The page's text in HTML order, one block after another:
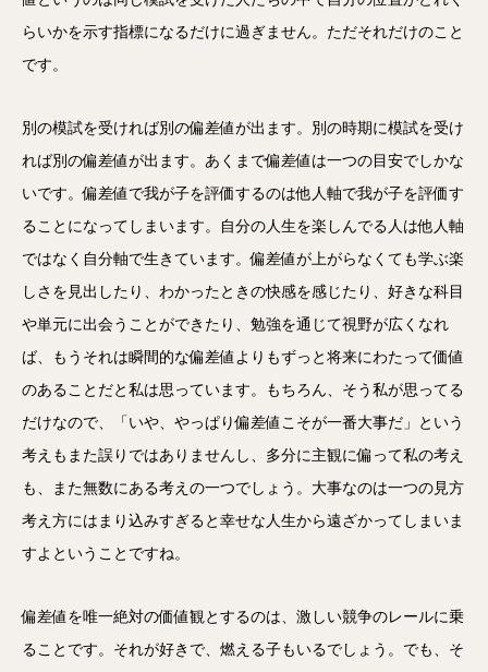
らいかを示す指標になるだけに過ぎません。ただそれだけのこと
です。
別の模試を受ければ別の偏差値が出ます。別の時期に模試を受け
れば別の偏差値が出ます。あくまで偏差値は一つの目安でしかな
いです。偏差値で我が子を評価するのは他人軸で我が子を評価す
ることになってしまいます。自分の人生を楽しんでる人は他人軸
ではなく自分軸で生きています。偏差値が上がらなくても学ぶ楽
しさを見出したり、わかったときの快感を感じたり、好きな科目
や単元に出会うことができたり、勉強を通じて視野が広くなれ
ば、もうそれは瞬間的な偏差値よりもずっと将来にわたって価値
のあることだと私は思っています。もちろん、そう私が思ってる
だけなので、「いや、やっぱり偏差値こそが一番大事だ」という
考えもまた誤りではありませんし、多分に主観に偏って私の考え
も、また無数にある考えの一つでしょう。大事なのは一つの見方
考え方にはまり込みすぎると幸せな人生から遠ざかってしまいま
すよということですね。
偏差値を唯一絶対の価値観とするのは、激しい競争のレールに乗
ることです。それが好きで、燃える子もいるでしょう。でも、そ